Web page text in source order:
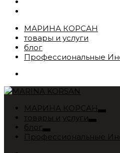
МАРИНА КОРСАН
товары и услуги
блог
Профессиональные
МАРИНА КОРСАН
товары и услуги
блог
Профессиональные